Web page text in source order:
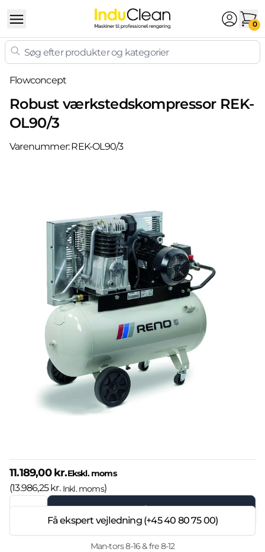
0
Flowconcept
Robust værkstedskompressor REK-
OL90/3
Varenummer:REK-OL90/3
11.189,00 kr.Ekskl. moms
(13.986,25 kr. Inkl. moms)
Læg i kurven
Få ekspert vejledning (+45 40 80 75 00)
Man-tors 8-16 & fre 8-12